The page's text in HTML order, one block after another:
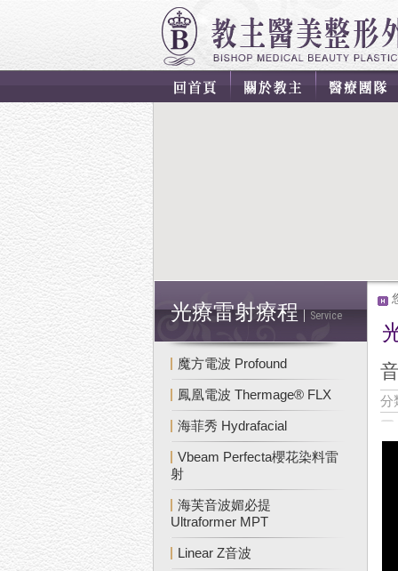
光療雷射療程 Service
魔方電波 Profound
鳳凰電波 Thermage® FLX
海菲秀 Hydrafacial
Vbeam Perfecta櫻花染料雷
射
海芙音波媚必提
Ultraformer MPT
Linear Z音波
分